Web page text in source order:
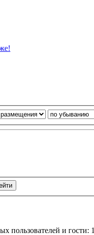
пользователей и гости: 1